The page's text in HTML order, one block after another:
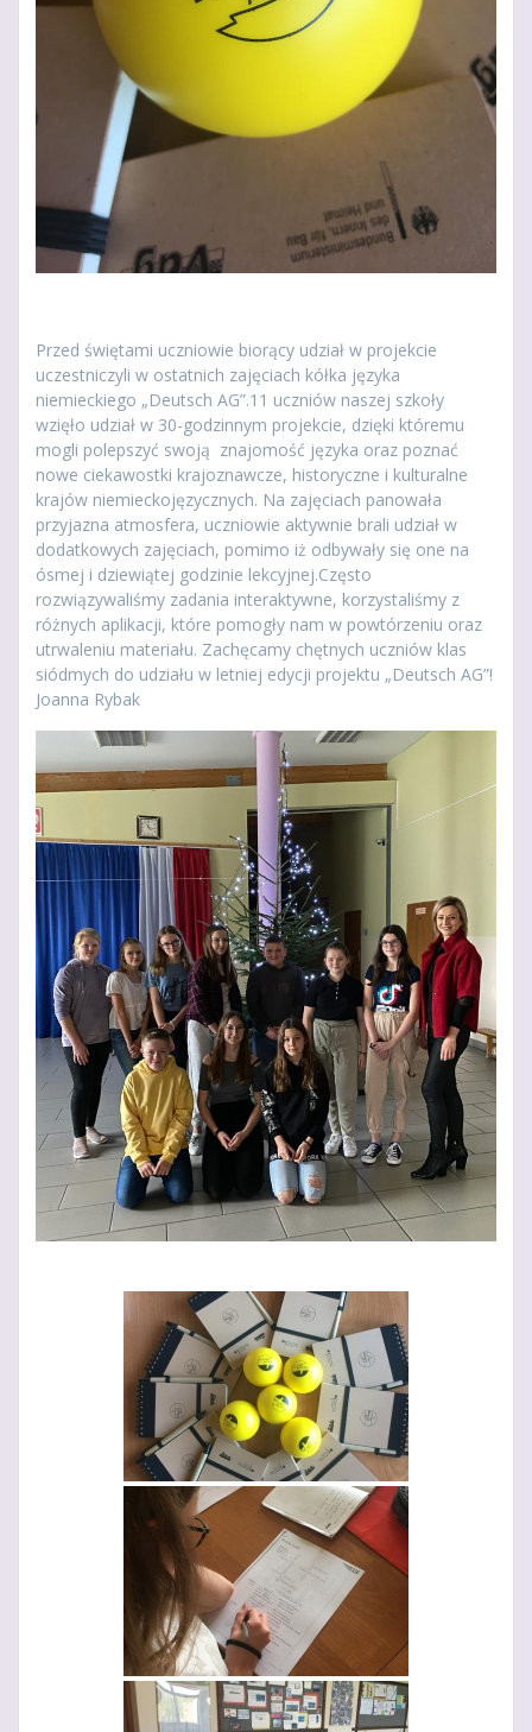
Przed świętami uczniowie biorący udział w projekcie
uczestniczyli w ostatnich zajęciach kółka języka
niemieckiego „Deutsch AG”.11 uczniów naszej szkoły
wzięło udział w 30-godzinnym projekcie, dzięki któremu
mogli polepszyć swoją znajomość języka oraz poznać
nowe ciekawostki krajoznawcze, historyczne i kulturalne
krajów niemieckojęzycznych. Na zajęciach panowała
przyjazna atmosfera, uczniowie aktywnie brali udział w
dodatkowych zajęciach, pomimo iż odbywały się one na
ósmej i dziewiątej godzinie lekcyjnej.Często
rozwiązywaliśmy zadania interaktywne, korzystaliśmy z
różnych aplikacji, które pomogły nam w powtórzeniu oraz
utrwaleniu materiału. Zachęcamy chętnych uczniów klas
siódmych do udziału w letniej edycji projektu „Deutsch AG”!
Joanna Rybak